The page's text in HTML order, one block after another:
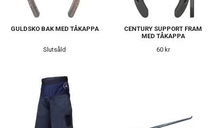
GULDSKO BAK MED TÅKAPPA
Slutsåld
CENTURY SUPPORT FRAM
MED TÅKAPPA
60 kr